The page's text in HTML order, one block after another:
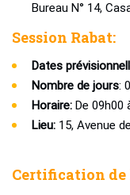
Bureau N° 14,
Session Rabat:
Dates
Nombre de jours:
Horaire: De 09h00
Lieu: 15, Avenue
Certification